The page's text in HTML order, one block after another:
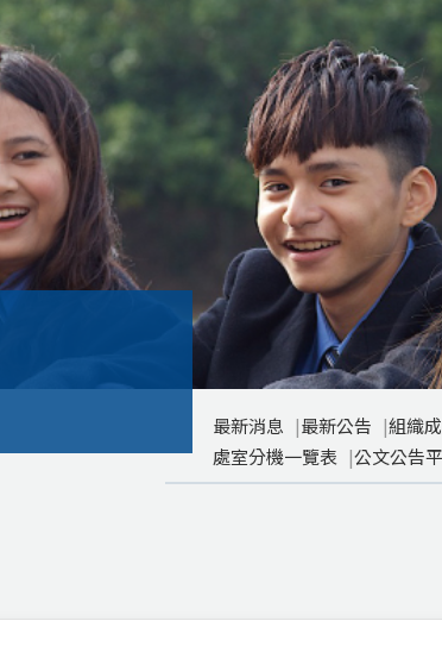
最新消息 最新公告 組織
處室分機一覽表
公文公告